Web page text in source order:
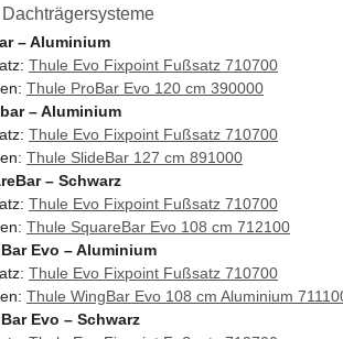
– Aluminium
Thule Evo Fixpoint Fußsatz 710700
Thule ProBar Evo 120 cm 390000
– Aluminium
Thule Evo Fixpoint Fußsatz 710700
Thule SlideBar 127 cm 891000
– Schwarz
Thule Evo Fixpoint Fußsatz 710700
Thule SquareBar Evo 108 cm 712100
Evo – Aluminium
Thule Evo Fixpoint Fußsatz 710700
Thule WingBar Evo 108 cm Aluminium
Evo – Schwarz